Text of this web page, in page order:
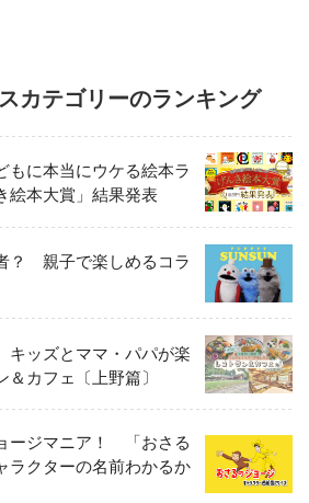
カテゴリーのランキング
もに本当にウケる絵本ラ
絵本大賞」結果発表
？ 親子で楽しめるコラ
ッズとママ・パパが楽
＆カフェ〔上野篇〕
ージマニア！ 「おさる
ラクターの名前わかるか